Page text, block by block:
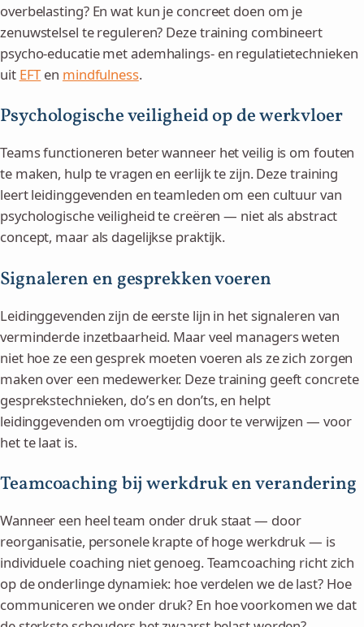
overbelasting? En wat kun je concreet doen om je
zenuwstelsel te reguleren? Deze training combineert
psycho-educatie met ademhalings- en regulatietechnieken
uit EFT en mindfulness.
Psychologische veiligheid op de werkvloer
Teams functioneren beter wanneer het veilig is om fouten
te maken, hulp te vragen en eerlijk te zijn. Deze training
leert leidinggevenden en teamleden om een cultuur van
psychologische veiligheid te creëren — niet als abstract
concept, maar als dagelijkse praktijk.
Signaleren en gesprekken voeren
Leidinggevenden zijn de eerste lijn in het signaleren van
verminderde inzetbaarheid. Maar veel managers weten
niet hoe ze een gesprek moeten voeren als ze zich zorgen
maken over een medewerker. Deze training geeft concrete
gesprekstechnieken, do’s en don’ts, en helpt
leidinggevenden om vroegtijdig door te verwijzen — voor
het te laat is.
Teamcoaching bij werkdruk en verandering
Wanneer een heel team onder druk staat — door
reorganisatie, personele krapte of hoge werkdruk — is
individuele coaching niet genoeg. Teamcoaching richt zich
op de onderlinge dynamiek: hoe verdelen we de last? Hoe
communiceren we onder druk? En hoe voorkomen we dat